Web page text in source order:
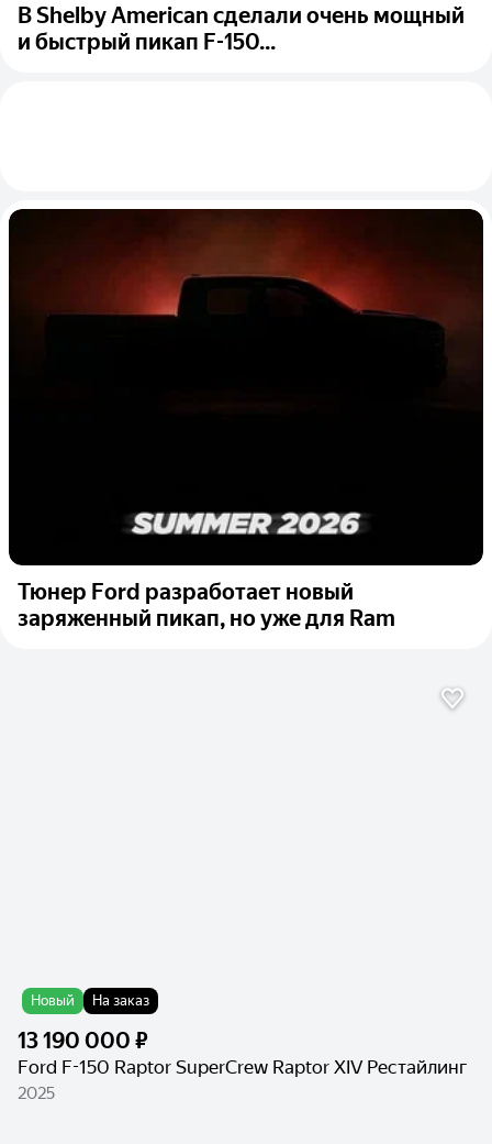
В Shelby American сделали очень мощный
и быстрый пикап F-150...
Тюнер Ford разработает новый
заряженный пикап, но уже для Ram
Новый На заказ
13 190 000 ₽
Ford F-150 Raptor SuperCrew Raptor XIV Рестайлинг
2025